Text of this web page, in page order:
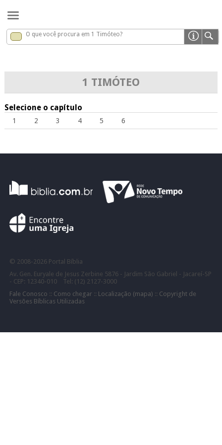
1 Timóteo x
O que você procura em 1 Timóteo?
1 TIMÓTEO
Selecione o capítulo
1 2 3 4 5 6
© 2008- 2026 Portal Bíblia
Av. Gen. Euryale de Jesus Zerbine 5876 - Jardim São Gabriel - Jacareí-SP
- CEP: 12340-010 Tel: (12) 2127-3000
Fale Conosco :: Como chegar:: Localização (mapa) :: Copyright de
Versões Bíblicas Utilizadas